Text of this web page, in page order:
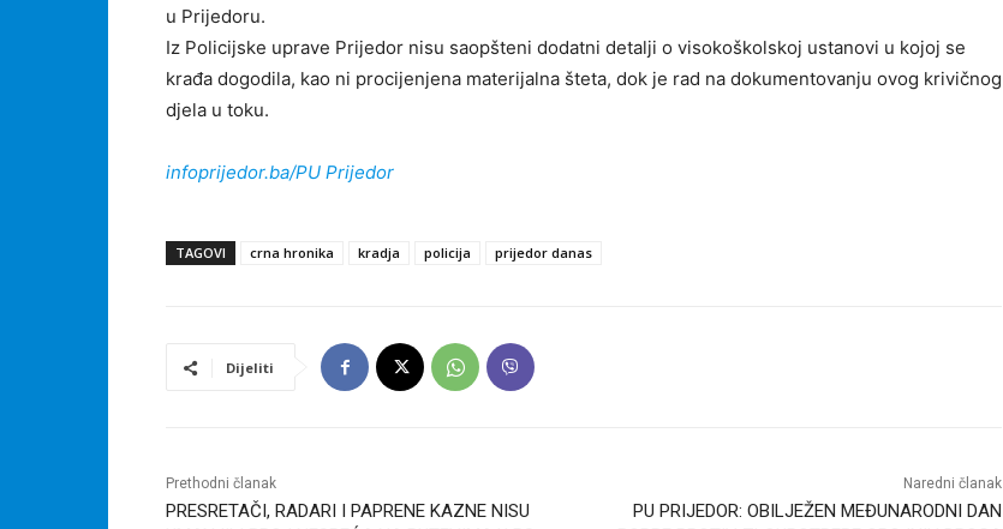
u Prijedoru.
Iz Policijske uprave Prijedor nisu saopšteni dodatni detalji o visokoškolskoj ustanovi u kojoj se
krađa dogodila, kao ni procijenjena materijalna šteta, dok je rad na dokumentovanju ovog krivičnog
djela u toku.
infoprijedor.ba/PU Prijedor
TAGOVI crna hronika kradja policija prijedor danas
Dijeliti
Prethodni članak
PRESRETAČI, RADARI I PAPRENE KAZNE NISU
Naredni članak
PU PRIJEDOR: OBILJEŽEN MEĐUNARODNI DAN